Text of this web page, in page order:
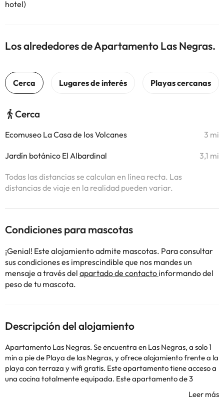
hotel)
Los alrededores de Apartamento Las Negras.
Cerca
Ecomuseo La Casa de los Volcanes 3 mi
Jardín botánico El Albardinal 3,1 mi
Todas las distancias se calculan en línea recta. Las
distancias de viaje en la realidad pueden variar.
Condiciones para mascotas
¡Genial! Este alojamiento admite mascotas. Para consultar
sus condiciones es imprescindible que nos mandes un
mensaje a través del apartado de contacto informando del
peso de tu mascota.
Descripción del alojamiento
Apartamento Las Negras. Se encuentra en Las Negras, a solo 1
min a pie de Playa de las Negras, y ofrece alojamiento frente a la
playa con terraza y wifi gratis. Este apartamento tiene acceso a
una cocina totalmente equipada. Este apartamento de 3
dormitorios tiene aire acondicionado y ofrece 1 baño con bañera